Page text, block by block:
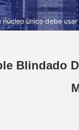
único debe
Blindado